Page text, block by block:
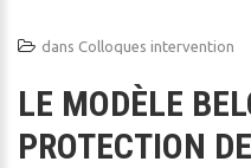
dans Colloques intervention
LE MODÈLE
PROTECTION